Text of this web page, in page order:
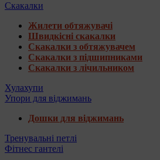
Скакалки
Жилети обтяжувачі
Швидкісні скакалки
Скакалки з обтяжувачем
Скакалки з підшипниками
Скакалки з лічильником
Хулахупи
Упори для віджимань
Дошки для віджимань
Тренувальні петлі
Фітнес гантелі